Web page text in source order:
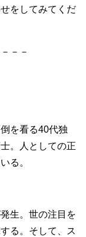
をしてみてくだ
－－
を看る40代独
。人としての正
る。
生。世の注目を
る。そして、ス